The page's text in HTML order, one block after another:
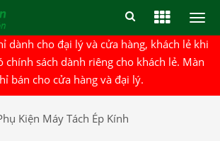
dành cho đại lý và cửa hàng, khách lẻ khi
chính sách dành riêng cho khách lẻ. Màn
bán cho cửa hàng và đại lý.
Kiện Máy Tách Ép Kính